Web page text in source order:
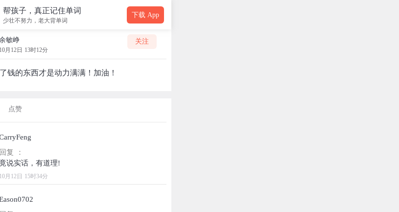
帮孩子，真正记住单词
少壮不努力，老大背单词
下载 App
敏峥
10月12日 13时12分
关注
钱的东西才是动力满满！加油！
点赞
回复 ：
10月12日 15时34分